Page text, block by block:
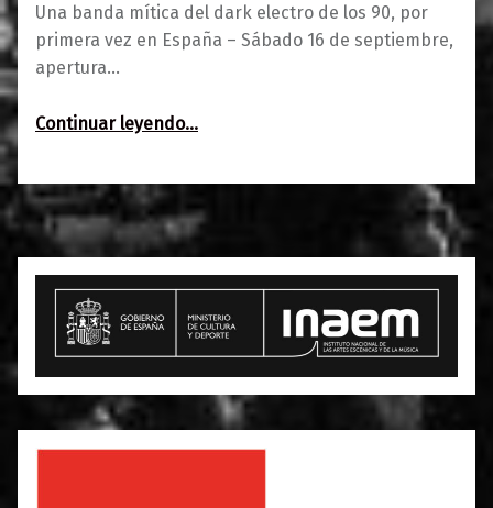
Una banda mítica del dark electro de los 90, por
primera vez en España – Sábado 16 de septiembre,
apertura…
Continuar leyendo“Jihad + Brain Over Dust: culto al dark electro”
…